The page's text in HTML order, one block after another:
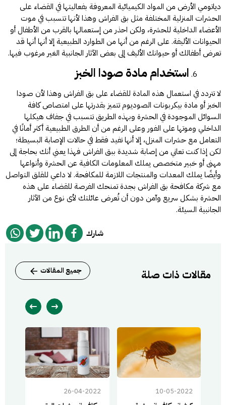
دياتومي الأرض من المواد الكيميائية المعروفة بفعاليتها في القضاء على
الحشرات المنزلية المختلفة مثل بق الفراش وهذا لأنها تتسبب في موت
الأعضاء الداخلية للحشرة، ولكن احذر من إستعمالها بالقرب من الأطفال أو
الحيوانات الأليفة. على الرغم من أنها من الطوارد الطبيعية إلا أنها أنها قد
تعرض أطفالك أو حيوانك الأليف إلى بعض الآثار الجانبية الغير مرغوب فيها.
استخدام مادة صودا الخبز
لا تتردد في استعمال هذه المادة للقضاء على بق الفراش وهذا لأن صودا
الخبز أو مادة بيكربونات الصوديوم تتميز بقدرتها على امتصاص كافة
السوائل الموجودة في الحشرة وبهذه الطريق تتسبب في جفاف هيكلها
الداخلي وموتها على الفور وعلى الرغم من أن الطرق الطبيعية أكثر أمانًا في
التعامل مع حشرات المنزل، إلا أنها تفيد فقط في حالات الإصابة البسيطة؛
لكن إذا كنت تعاني من إصابة شديدة ببق الفراش فهذا يعني أنك بحاجة إلى
مهنى أو خبير متخصص يملك المعلومات الكافية عن الحشرة وأنواعها
وأيضًا يملك المعدات والمنتجات اللازمة للمكافحة. لا داعي للقلق التواصل
مع شركة مكافحة بق الفراش بجدة تمنحك الفرصة للقضاء على هذه
الحشرة بشكل سريع وآمن دون أن تُعرض عائلتك لأى نوع من الآثار
الجانبية السيئة.
شارك
مقالات ذات صلة جميع المقالات
10-05-2022
26-04-2022